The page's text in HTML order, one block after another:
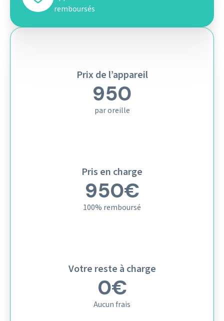
remboursés
Prix de l’appareil
950
par oreille
Pris en charge
950€
100% remboursé
Votre reste à charge
0€
Aucun frais